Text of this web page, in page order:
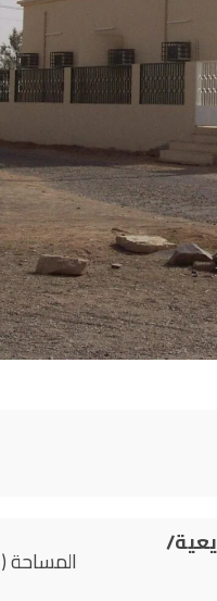
المساحة (١٢٠)م٢